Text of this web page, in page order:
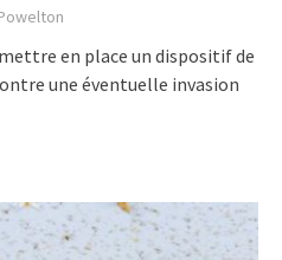
en place un dispositif de
une éventuelle invasion